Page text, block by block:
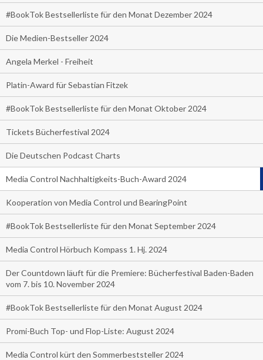
#BookTok Bestsellerliste für den Monat Dezember 2024
Die Medien-Bestseller 2024
Angela Merkel - Freiheit
Platin-Award für Sebastian Fitzek
#BookTok Bestsellerliste für den Monat Oktober 2024
Tickets Bücherfestival 2024
Die Deutschen Podcast Charts
Media Control Nachhaltigkeits-Buch-Award 2024
Kooperation von Media Control und BearingPoint
#BookTok Bestsellerliste für den Monat September 2024
Media Control Hörbuch Kompass 1. Hj. 2024
Der Countdown läuft für die Premiere: Bücherfestival Baden-Baden
vom 7. bis 10. November 2024
#BookTok Bestsellerliste für den Monat August 2024
Promi-Buch Top- und Flop-Liste: August 2024
Media Control kürt den Sommerbeststeller 2024